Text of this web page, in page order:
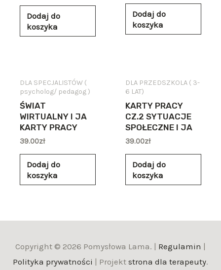
Dodaj do
koszyka
Dodaj do
koszyka
DLA SPECJALISTÓW (
psycholog/ pedagog )
ŚWIAT
WIRTUALNY I JA
KARTY PRACY
39.00zł
Dodaj do
koszyka
DLA PRZEDSZKOLA ( 3-
6 LAT)
KARTY PRACY
CZ.2 SYTUACJE
SPOŁECZNE I JA
39.00zł
Dodaj do
koszyka
Copyright © 2026 Pomysłowa Lama. | Regulamin |
Polityka prywatności | Projekt strona dla terapeuty.